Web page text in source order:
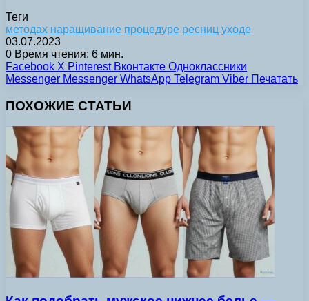
Теги
методах наращивание процедуре ресниц уходе
03.07.2023
0 Время чтения: 6 мин.
Facebook X Pinterest Вконтакте Одноклассники
Messenger Messenger WhatsApp Telegram Viber Печатать
ПОХОЖИЕ СТАТЬИ